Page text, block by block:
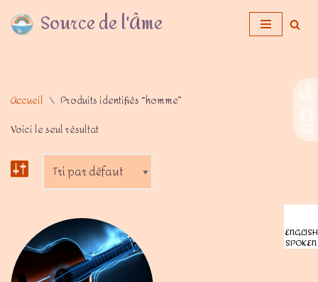
Aller Source de l'Âme
Accueil \ Produits identifiés “homme”
Voici le seul résultat
ENGLISH
SPOKEN